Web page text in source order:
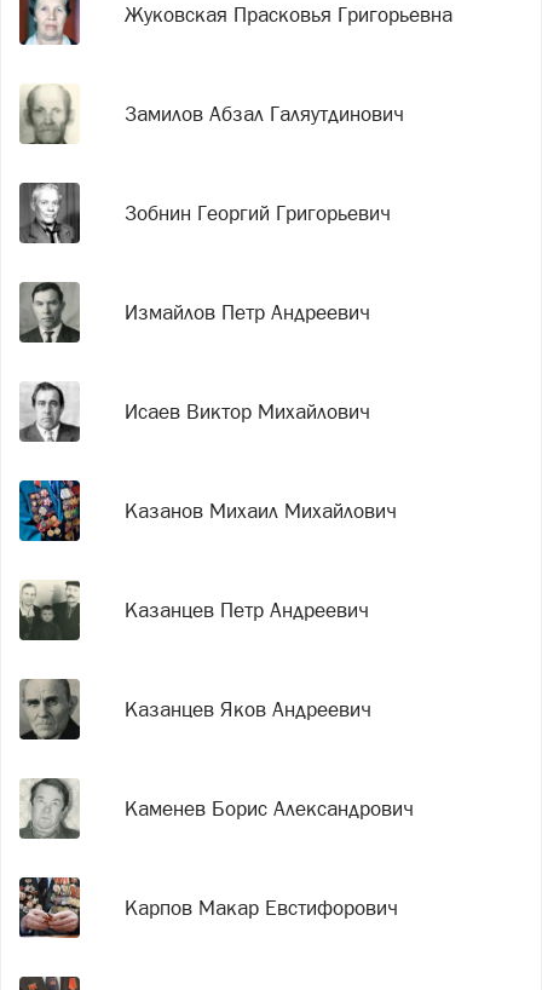
Жуковская Прасковья Григорьевна
Замилов Абзал Галяутдинович
Зобнин Георгий Григорьевич
Измайлов Петр Андреевич
Исаев Виктор Михайлович
Казанов Михаил Михайлович
Казанцев Петр Андреевич
Казанцев Яков Андреевич
Каменев Борис Александрович
Карпов Макар Евстифорович